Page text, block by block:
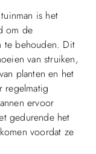
is het
om de
te behouden. Dit
van struiken,
planten en het
regelmatig
ervoor
gedurende het
voordat ze